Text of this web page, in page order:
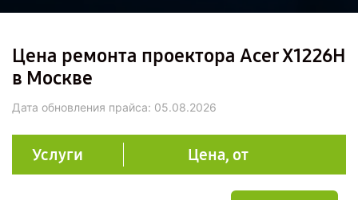
Цена ремонта проектора Acer X1226H
в Москве
Дата обновления прайса: 05.08.2026
Услуги Цена, от